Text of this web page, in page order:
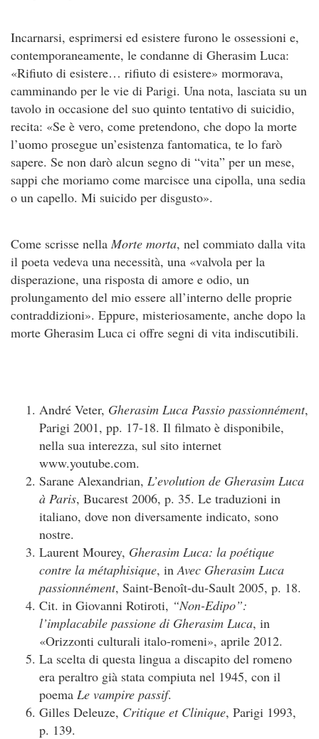
Incarnarsi, esprimersi ed esistere furono le ossessioni e,
contemporaneamente, le condanne di Gherasim Luca:
«Rifiuto di esistere… rifiuto di esistere» mormorava,
camminando per le vie di Parigi. Una nota, lasciata su un
tavolo in occasione del suo quinto tentativo di suicidio,
recita: «Se è vero, come pretendono, che dopo la morte
l’uomo prosegue un’esistenza fantomatica, te lo farò
sapere. Se non darò alcun segno di “vita” per un mese,
sappi che moriamo come marcisce una cipolla, una sedia
o un capello. Mi suicido per disgusto».
Come scrisse nella Morte morta, nel commiato dalla vita
il poeta vedeva una necessità, una «valvola per la
disperazione, una risposta di amore e odio, un
prolungamento del mio essere all’interno delle proprie
contraddizioni». Eppure, misteriosamente, anche dopo la
morte Gherasim Luca ci offre segni di vita indiscutibili.
André Veter, Gherasim Luca Passio passionnément,
Parigi 2001, pp. 17-18. Il filmato è disponibile,
nella sua interezza, sul sito internet
www.youtube.com.
Sarane Alexandrian, L’evolution de Gherasim Luca
à Paris, Bucarest 2006, p. 35. Le traduzioni in
italiano, dove non diversamente indicato, sono
nostre.
Laurent Mourey, Gherasim Luca: la poétique
contre la métaphisique, inAvec Gherasim Luca
passionnément, Saint-Benoît-du-Sault 2005, p. 18.
Cit. in Giovanni Rotiroti, “Non-Edipo”:
l’implacabile passione di Gherasim Luca, in
«Orizzonti culturali italo-romeni», aprile 2012.
La scelta di questa lingua a discapito del romeno
era peraltro già stata compiuta nel 1945, con il
poema Le vampire passif.
Gilles Deleuze, Critique et Clinique, Parigi 1993,
p. 139.